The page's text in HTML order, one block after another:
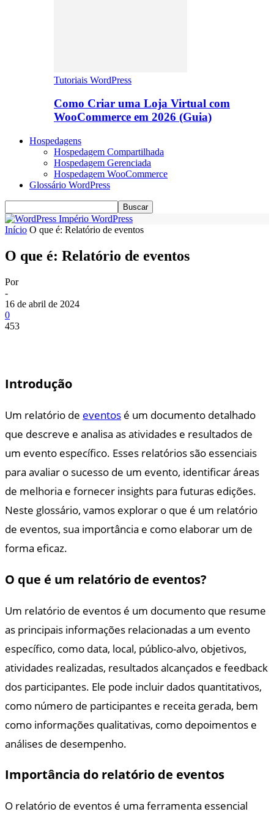
Tutoriais WordPress
Como Criar uma Loja Virtual com
WooCommerce em 2026 (Guia)
Hospedagens
Hospedagem Compartilhada
Hospedagem Gerenciada
Hospedagem WooCommerce
Glossário WordPress
Império WordPress
Início O que é: Relatório de eventos
O que é: Relatório de eventos
Por
-
16 de abril de 2024
0
453
Introdução
Um relatório de eventos é um documento detalhado
que descreve e analisa as atividades e resultados de
um evento específico. Esses relatórios são essenciais
para avaliar o sucesso de um evento, identificar áreas
de melhoria e fornecer insights para futuras edições.
Neste glossário, vamos explorar o que é um relatório
de eventos, sua importância e como elaborar um de
forma eficaz.
O que é um relatório de eventos?
Um relatório de eventos é um documento que resume
as principais informações relacionadas a um evento
específico, como data, local, público-alvo, objetivos,
atividades realizadas, resultados alcançados e feedback
dos participantes. Ele pode incluir dados quantitativos,
como número de participantes e receita gerada, bem
como informações qualitativas, como depoimentos e
análises de desempenho.
Importância do relatório de eventos
O relatório de eventos é uma ferramenta essencial